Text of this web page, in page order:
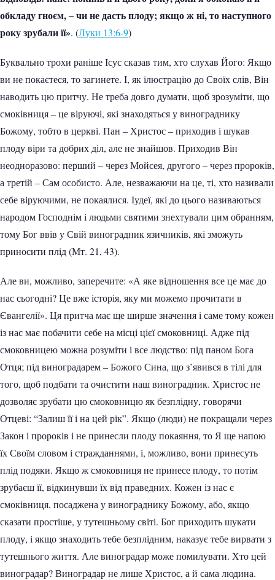
обкладу гноєм, – чи не дасть плоду; якщо ж ні, то наступного
року зрубали її». (Луки 13:6-9)
Буквально трохи раніше Ісус сказав тим, хто слухав Його: Якщо
ви не покаєтеся, то загинете. І, як ілюстрацію до Своїх слів, Він
наводить цю притчу. Не треба довго думати, щоб зрозуміти, що
смоківниця – це віруючі, які знаходяться у винограднику
Божому, тобто в церкві. Пан – Христос – приходив і шукав
плоду віри та добрих діл, але не знайшов. Приходив Він
неодноразово: перший – через Мойсея, другого – через пророків,
а третій – Сам особисто. Але, незважаючи на це, ті, хто називали
себе віруючими, не покаялися. Іудеї, які до цього називаються
народом Господнім і людьми святими знехтували цим обранням,
тому Бог ввів у Свій виноградник язичників, які зможуть
приносити плід (Мт. 21, 43).
Але ви, можливо, заперечите: «А яке відношення все це має до
нас сьогодні? Це вже історія, яку ми можемо прочитати в
Євангелії». Ця притча має ще ширше значення і саме тому кожен
із нас має побачити себе на місці цієї смоковниці. Адже під
смоковницею можна розуміти і все людство: під паном Бога
Отця; під виноградарем – Божого Сина, що з’явився в тілі для
того, щоб подбати та очистити наш виноградник. Христос не
дозволяє зрубати цю смоковницю як безплідну, говорячи
Отцеві: “Залиш її і на цей рік”. Якщо (люди) не покращали через
Закон і пророків і не принесли плоду покаяння, то Я ще напою
їх Своїм словом і стражданнями, і, можливо, вони принесуть
плід подяки. Якщо ж смоковниця не принесе плоду, то потім
зрубаєш її, відкинувши їх від праведних. Кожен із нас є
смоківниця, посаджена у винограднику Божому, або, якщо
сказати простіше, у тутешньому світі. Бог приходить шукати
плоду, і якщо знаходить тебе безплідним, наказує тебе вирвати з
тутешнього життя. Але виноградар може помилувати. Хто цей
виноградар? Виноградар не лише Христос, а й сама людина.